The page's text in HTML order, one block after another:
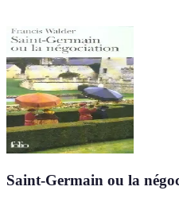
Saint-Germain ou la